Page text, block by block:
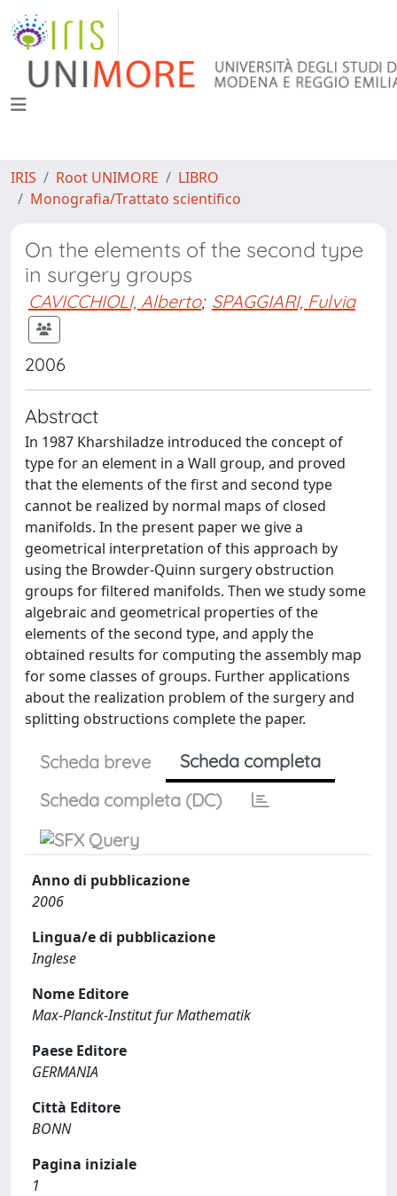
IRIS Root UNIMORE
LIBRO
Monografia/Trattato scientifico
On the elements of the second type
in surgery groups
CAVICCHIOLI, Alberto; SPAGGIARI, Fulvia
2006
Abstract
In 1987 Kharshiladze introduced the concept of
type for an element in a Wall group, and proved
that the elements of the first and second type
cannot be realized by normal maps of closed
manifolds. In the present paper we give a
geometrical interpretation of this approach by
using the Browder-Quinn surgery obstruction
groups for filtered manifolds. Then we study some
algebraic and geometrical properties of the
elements of the second type, and apply the
obtained results for computing the assembly map
for some classes of groups. Further applications
about the realization problem of the surgery and
splitting obstructions complete the paper.
Scheda breve
Scheda completa
Scheda completa (DC)
Anno di pubblicazione
2006
Lingua/e di pubblicazione
Inglese
Nome Editore
Max-Planck-Institut fur Mathematik
Paese Editore
GERMANIA
Città Editore
BONN
Pagina iniziale
1